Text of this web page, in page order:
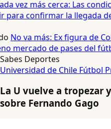
vez más cerca: Las
para confirmar la llegada
No va más: Ex figura de
mercado de pases del
Sabes Deportes
Universidad de Chile Fútbol
La U vuelve a tropezar
sobre Fernando Gago